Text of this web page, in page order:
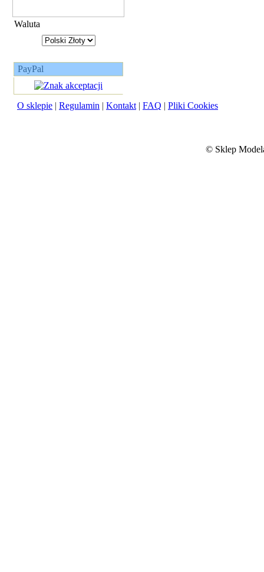
Waluta
PayPal
O sklepie | Regulamin | Kontakt | FAQ | Pliki Cookies
© Sklep